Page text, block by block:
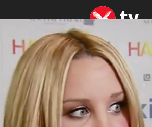
mayo de 2024.
en la serie de Investigation Discovery,
revuelo en las redes sociales.
2024, muestra los testimonios de actores y
sexual que pasaba detrás de cámaras en